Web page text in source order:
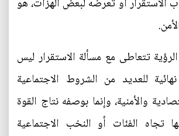
تتعاطى مع مسألة الاستقرار ليس
للعديد من الشروط الاجتماعية
والأمنية، وإنما بوصفه نتاج القوة
تجاه الفئات أو النخب الاجتماعية